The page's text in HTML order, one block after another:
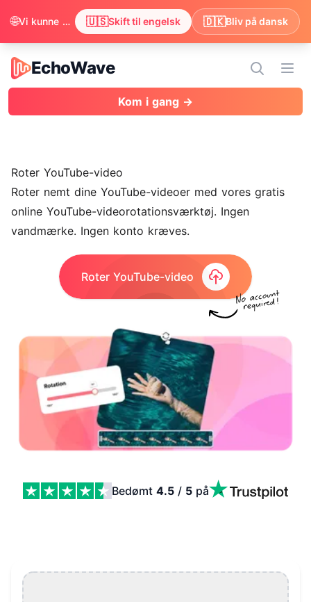
EchoWave
EchoWave
Åbn
Kom i gang →
Roter YouTube-video
Roter nemt dine YouTube-videoer med vores gratis
online YouTube-videorotationsværktøj. Ingen
vandmærke. Ingen konto kræves.
Roter YouTube-video
Bedømt 4.5 / 5 på
🌐 Vi kunne se, at din browser foretrækker engelsk. Vil du skifte for at få indholdet på engelsk? 🇺🇸Skift til engelsk 🇩🇰Bliv på dansk